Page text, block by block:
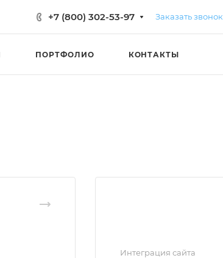
+7 (800) 302-53-97 Заказать звонок
ПОРТФОЛИО КОНТАКТЫ
Интеграция сайта